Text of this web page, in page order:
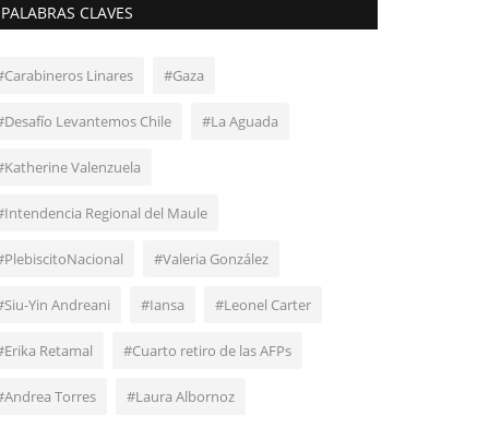
PALABRAS CLAVES
Linares #Gaza
Levantemos Chile #La Aguada
Valenzuela
Regional del Maule
#Valeria González
Yin Andreani #Iansa #Leonel Carter
Retamal #Cuarto retiro de las AFPs
Torres #Laura Albornoz